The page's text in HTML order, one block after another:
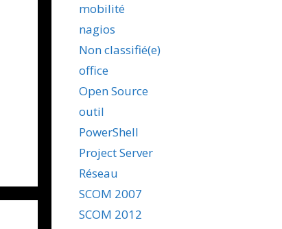
mobilité
nagios
Non classifié(e)
office
Open Source
outil
PowerShell
Project Server
Réseau
SCOM 2007
SCOM 2012